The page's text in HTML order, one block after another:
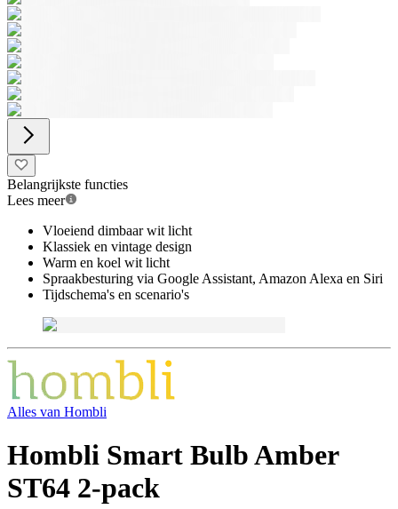
Belangrijkste functies
Lees meer
Vloeiend dimbaar wit licht
Klassiek en vintage design
Warm en koel wit licht
Spraakbesturing via Google Assistant, Amazon Alexa en Siri
Tijdschema's en scenario's
Alles van Hombli
Hombli Smart Bulb Amber
ST64 2-pack